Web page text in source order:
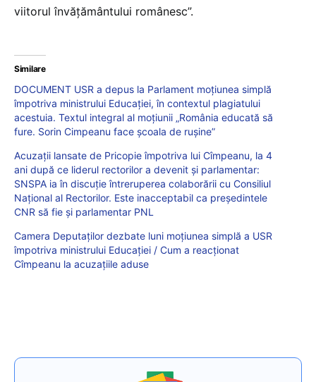
viitorul învăţământului românesc”.
Similare
DOCUMENT USR a depus la Parlament moțiunea simplă
împotriva ministrului Educației, în contextul plagiatului
acestuia. Textul integral al moțiunii „România educată să
fure. Sorin Cimpeanu face școala de rușine”
Acuzații lansate de Pricopie împotriva lui Cîmpeanu, la 4
ani după ce liderul rectorilor a devenit și parlamentar:
SNSPA ia în discuție întreruperea colaborării cu Consiliul
Național al Rectorilor. Este inacceptabil ca președintele
CNR să fie și parlamentar PNL
Camera Deputaților dezbate luni moțiunea simplă a USR
împotriva ministrului Educației / Cum a reacționat
Cîmpeanu la acuzațiile aduse